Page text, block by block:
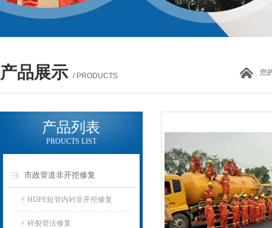
产品展示 / PRODUCTS 您
产品列表
PROUCTS LIST
市政管道非开挖修复
HDPE短管内衬非开挖修复
碎裂管法修复